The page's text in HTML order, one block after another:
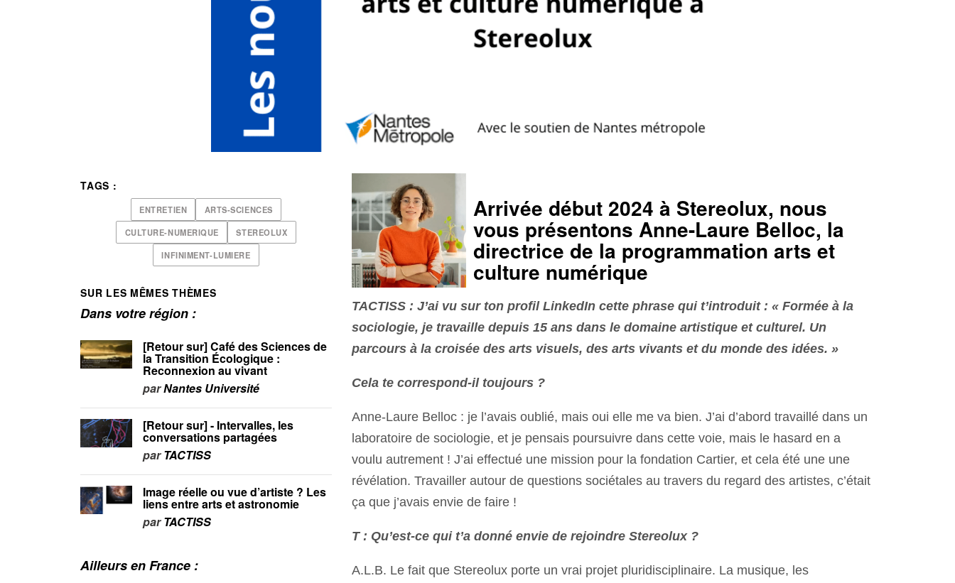
Arrivée début 2024 à Stereolux, nous
vous présentons Anne-Laure Belloc, la
directrice de la programmation arts et
culture numérique
TACTISS : J’ai vu sur ton profil LinkedIn cette phrase qui t’introduit : « Formée à la
sociologie, je travaille depuis 15 ans dans le domaine artistique et culturel. Un
parcours à la croisée des arts visuels, des arts vivants et du monde des idées. »
Cela te correspond-il toujours ?
Anne-Laure Belloc : je l’avais oublié, mais oui elle me va bien. J’ai d’abord travaillé dans un
laboratoire de sociologie, et je pensais poursuivre dans cette voie, mais le hasard en a
voulu autrement ! J’ai effectué une mission pour la fondation Cartier, et cela été une une
révélation. Travailler autour de questions sociétales au travers du regard des artistes, c’était
ça que j’avais envie de faire !
T : Qu’est-ce qui t’a donné envie de rejoindre Stereolux ?
A.L.B. Le fait que Stereolux porte un vrai projet pluridisciplinaire. La musique, les
TAGS :
ENTRETIEN ARTS-SCIENCES
CULTURE-NUMERIQUE STEREOLUX
INFINIMENT-LUMIERE
SUR LES MÊMES THÈMES
Dans votre région :
[Retour sur] Café des Sciences de
la Transition Écologique :
Reconnexion au vivant
parNantes Université
[Retour sur] - Intervalles, les
conversations partagées
parTACTISS
Image réelle ou vue d’artiste ? Les
liens entre arts et astronomie
parTACTISS
Ailleurs en France :